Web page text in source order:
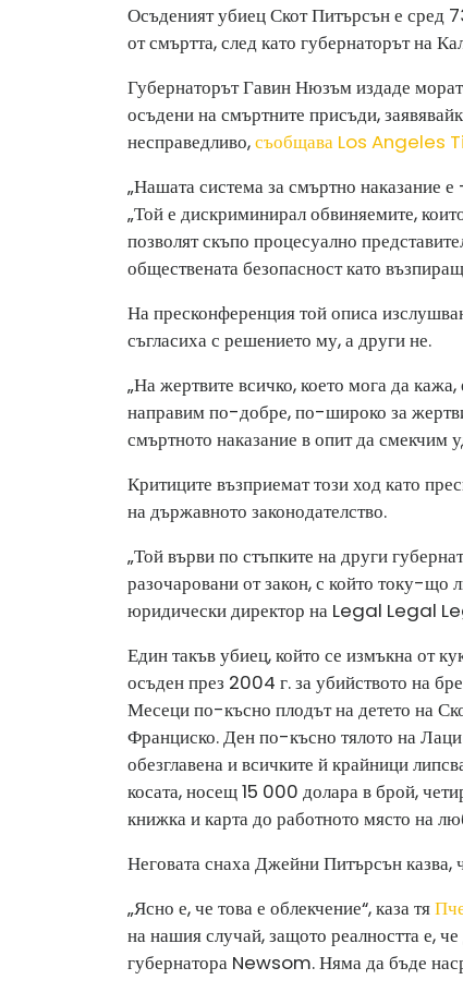
Осъденият убиец Скот Питърсън е сред
от смъртта, след като губернаторът на
Губернаторът Гавин Нюзъм издаде
осъдени на смъртните присъди,
несправедливо,съобщава Los Angeles
„Нашата система за смъртно наказание
„Той е дискриминирал обвиняемите,
позволят скъпо процесуално
обществената безопасност като
На пресконференция той описа
съгласиха с решението му, а други не.
„На жертвите всичко, което мога да
направим по-добре, по-широко за
смъртното наказание в опит да смекчим
Критиците възприемат този ход като
на държавното законодателство.
„Той върви по стъпките на други
разочаровани от закон, с който току-що
юридически директор на Legal Legal
Един такъв убиец, който се измъкна от
осъден през 2004 г. за убийството на
Месеци по-късно плодът на детето на
Франциско. Ден по-късно тялото на
обезглавена и всичките й крайници
косата, носещ 15 000 долара в брой,
книжка и карта до работното място на
Неговата снаха Джейни Питърсън казва,
„Ясно е, че това е облекчение“, каза тя
на нашия случай, защото реалността е,
губернатора Newsom. Няма да бъде